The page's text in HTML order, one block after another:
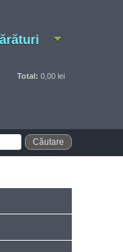
Total: 0,00 lei